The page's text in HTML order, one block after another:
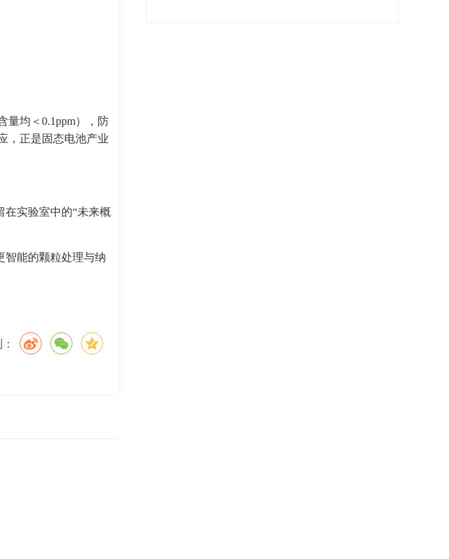
量均＜0.1ppm），防
，正是固态电池产业
在实验室中的“未来概
智能的颗粒处理与纳